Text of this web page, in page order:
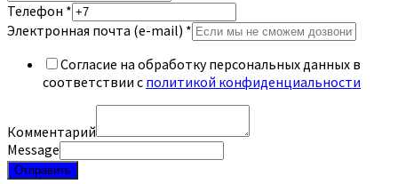
Телефон *
Электронная почта (e-mail) *
Согласие на обработку персональных данных в
соответствии с политикой конфиденциальности
Комментарий
Message
Отправить